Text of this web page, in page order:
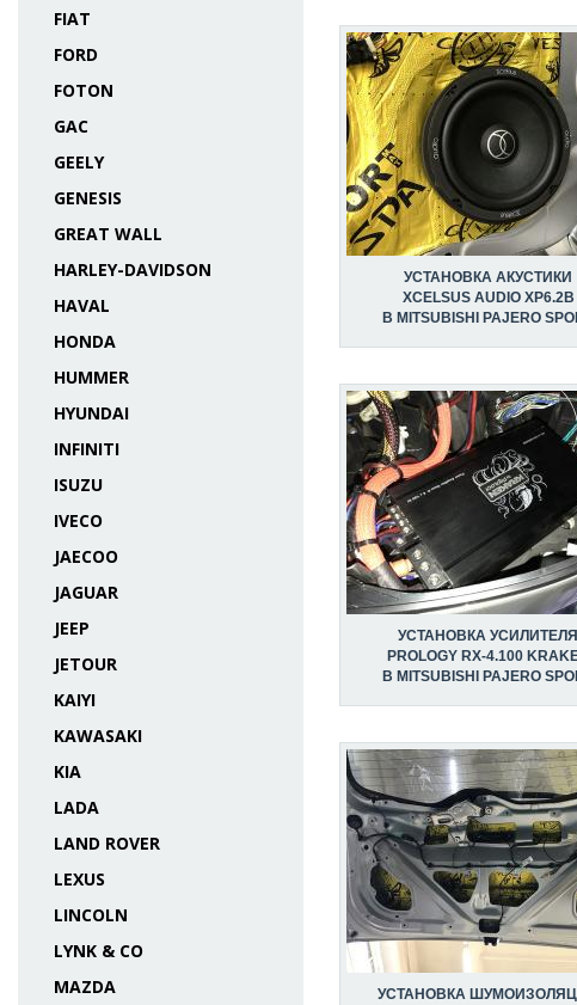
FIAT
FORD
FOTON
GAC
GEELY
GENESIS
GREAT WALL
HARLEY-DAVIDSON
HAVAL
HONDA
HUMMER
HYUNDAI
INFINITI
ISUZU
IVECO
JAECOO
JAGUAR
JEEP
JETOUR
KAIYI
KAWASAKI
KIA
LADA
LAND ROVER
LEXUS
LINCOLN
LYNK & CO
MAZDA
УСТАНОВКА АКУСТИКИ
XCELSUS AUDIO XP6.2B
В MITSUBISHI PAJERO
УСТАНОВКА УСИЛИТЕЛЯ
PROLOGY RX-4.100
В MITSUBISHI PAJERO
УСТАНОВКА